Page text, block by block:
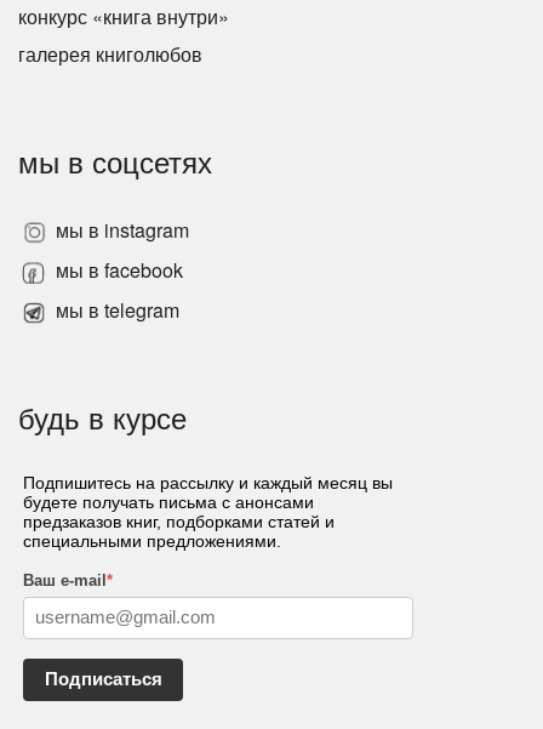
конкурс «книга внутри»
галерея книголюбов
мы в соцсетях
мы в instagram
мы в facebook
мы в telegram
будь в курсе
Подпишитесь на рассылку и каждый месяц вы
будете получать письма с анонсами
предзаказов книг, подборками статей и
специальными предложениями.
Ваш e-mail*
Подписаться